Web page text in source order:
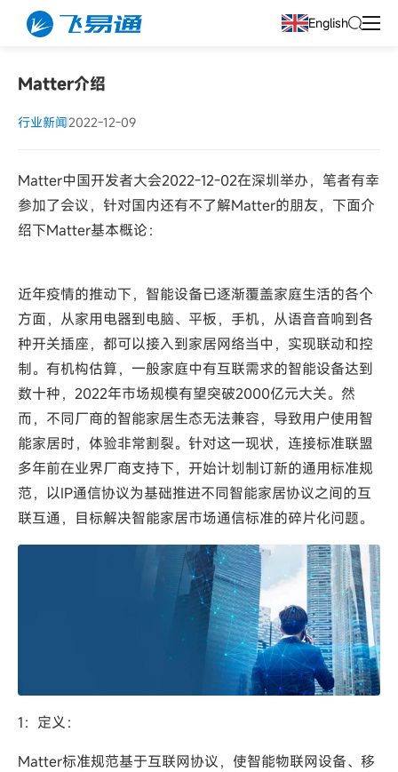
English
Matter介绍
行业新闻2022-12-09
Matter中国开发者大会2022-12-02在深圳举办，笔者有幸
参加了会议，针对国内还有不了解Matter的朋友，下面介
绍下Matter基本概论：
近年疫情的推动下，智能设备已逐渐覆盖家庭生活的各个
方面，从家用电器到电脑、平板，手机，从语音音响到各
种开关插座，都可以接入到家居网络当中，实现联动和控
制。有机构估算，一般家庭中有互联需求的智能设备达到
数十种，2022年市场规模有望突破2000亿元大关。然
而，不同厂商的智能家居生态无法兼容，导致用户使用智
能家居时，体验非常割裂。针对这一现状，连接标准联盟
多年前在业界厂商支持下，开始计划制订新的通用标准规
范，以IP通信协议为基础推进不同智能家居协议之间的互
联互通，目标解决智能家居市场通信标准的碎片化问题。
1：定义：
Matter标准规范基于互联网协议，使智能物联网设备、移